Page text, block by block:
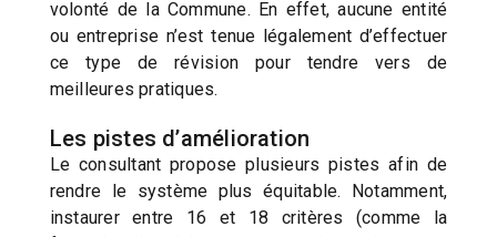
volonté de la Commune. En effet, aucune entité
ou entreprise n’est tenue légalement d’effectuer
ce type de révision pour tendre vers de
meilleures pratiques.
Les pistes d’amélioration
Le consultant propose plusieurs pistes afin de
rendre le système plus équitable. Notamment,
instaurer entre 16 et 18 critères (comme la